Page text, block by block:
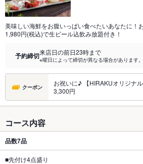
美味しい海鮮をお腹いっぱい食べたいあなたに！
1,980円(税込)で生ビール込飲み放題付き！
予約締切来店日の前日23時まで
※曜日によって締切が異なる場合があります。
クーポン
お祝いに♪ 【HIRAKUオリジナ
3,300円
コース内容
品数7品
■先付け4点盛り